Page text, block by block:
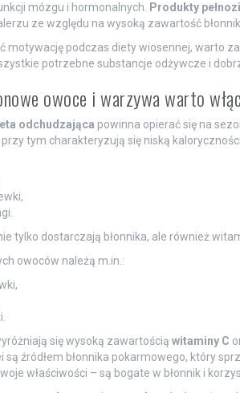
mózgu i hormonalnych.
Produkty
ze względu na wysoką zawartość
motywację podczas diety wiosennej, warto
potrzebne substancje odżywcze i
owoce i warzywa warto
odchudzająca powinna opierać się na
przy tym charakteryzują się niską
tylko dostarczają błonnika, ale również
owoców należą m.in.:
się wysoką zawartością witaminy C
są źródłem błonnika pokarmowego, który
właściwości – są bogate w błonnik i